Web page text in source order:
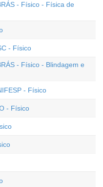
- Físico - Física de
- Físico
- Físico - Blindagem e
- Físico
- Físico